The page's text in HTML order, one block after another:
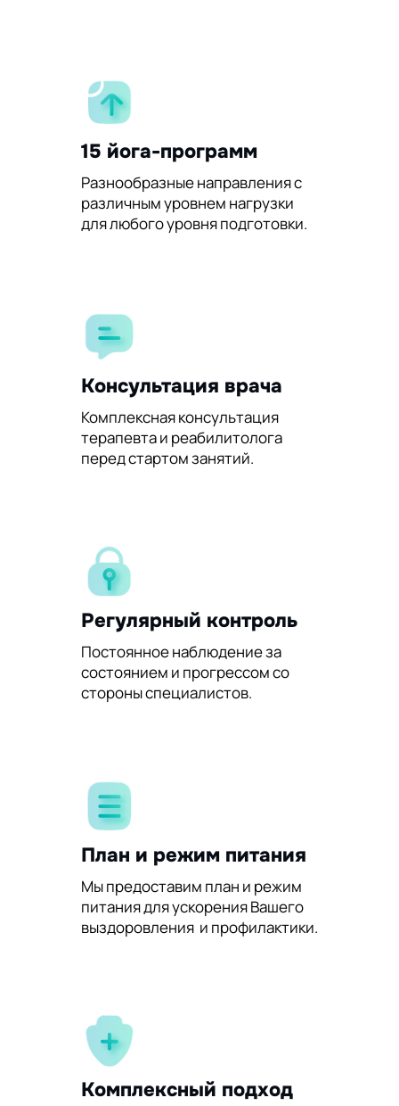
15 йога-программ
Разнообразные направления с
различным уровнем нагрузки
для любого уровня подготовки.
Консультация врача
Комплексная консультация
терапевта и реабилитолога
перед стартом занятий.
Регулярный контроль
Постоянное наблюдение за
состоянием и прогрессом со
стороны специалистов.
План и режим питания
Мы предоставим план и режим
питания для ускорения Вашего
выздоровления и профилактики.
Комплексный подход